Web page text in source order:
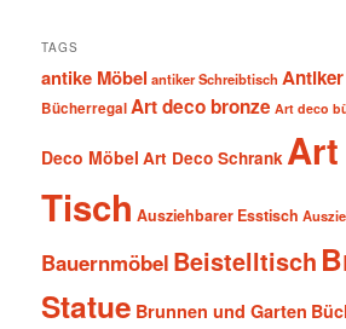
TAGS
antike Möbel antiker Schreibtisch
BücherregalArt deco bronze Art deco
Deco Möbel Art Deco Schrank Art
Tisch Ausziehbarer Esstisch
Bauernmöbel Beistelltisch
Statue Brunnen und Garten